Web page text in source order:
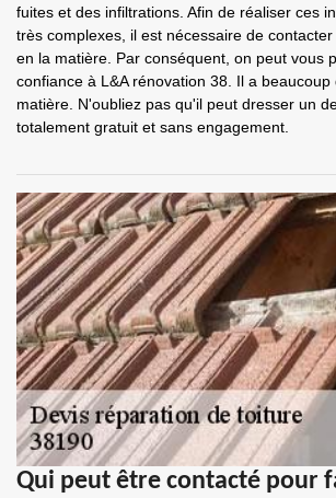
fuites et des infiltrations. Afin de réaliser ces
très complexes, il est nécessaire de
en la matière. Par conséquent, on peut vous
confiance à L&A rénovation 38. Il a
matière. N'oubliez pas qu'il peut dresser un
totalement gratuit et sans engagement.
Qui peut être contacté pour